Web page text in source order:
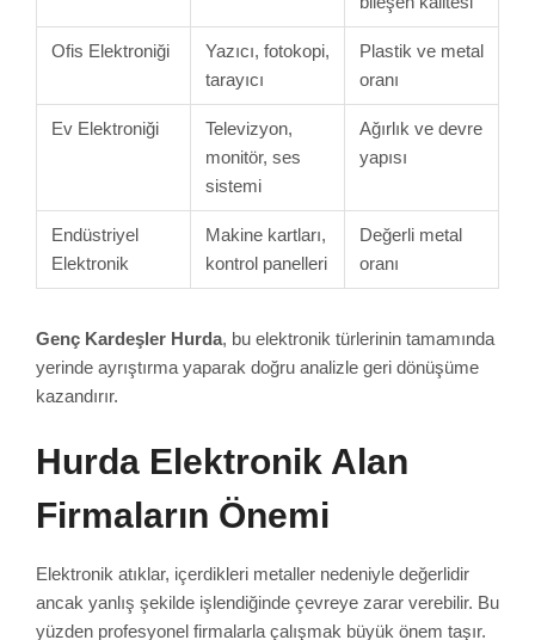
Ofis Elektroniği
Yazıcı, fotokopi,
tarayıcı
Plastik ve metal
oranı
Ev Elektroniği
Televizyon,
monitör, ses
sistemi
Ağırlık ve devre
yapısı
Endüstriyel
Elektronik
Makine kartları,
kontrol panelleri
Değerli metal
oranı
Genç Kardeşler Hurda, bu elektronik türlerinin tamamında
yerinde ayrıştırma yaparak doğru analizle geri dönüşüme
kazandırır.
Hurda Elektronik Alan
Firmaların Önemi
Elektronik atıklar, içerdikleri metaller nedeniyle değerlidir
ancak yanlış şekilde işlendiğinde çevreye zarar verebilir. Bu
yüzden profesyonel firmalarla çalışmak büyük önem taşır.